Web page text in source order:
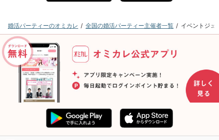
婚活パーティーのオミカレ 全国の婚活パーティー主催者一覧 イベントジェ